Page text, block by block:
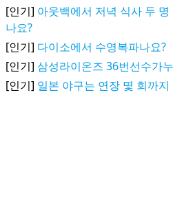
[인기] 아웃백에서 저녁 식사 두
나요?
[인기] 다이소에서 수영복파나요?
[인기] 삼성라이온즈 36번선수가
[인기] 일본 야구는 연장 몇 회까지